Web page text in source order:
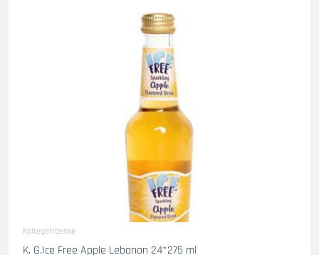
Kaltegetraenke
K. G.Ice Free Apple Lebanon 24*275 ml